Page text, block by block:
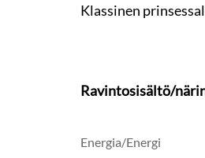
Klassinen
Ravintosisältö/
Energia/Energi